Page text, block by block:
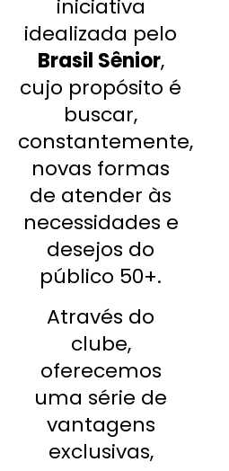
iniciativa
idealizada pelo
Brasil Sênior,
cujo propósito é
buscar,
constantemente,
novas formas
de atender às
necessidades e
desejos do
público 50+.
Através do
clube,
oferecemos
uma série de
vantagens
exclusivas,